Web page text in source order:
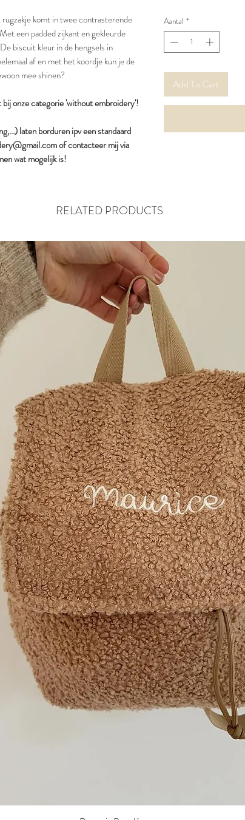
komt in twee contrasterende
een padded zijkant en gekleurde
biscuit kleur in de hengsels in
af en met het koordje kun je de
mee shinen?
onze categorie 'without embroidery'!
laten borduren ipv een standaard
of contacteer mij via
wat mogelijk is!
Aantal *
Add To Cart
RELATED PRODUCTS